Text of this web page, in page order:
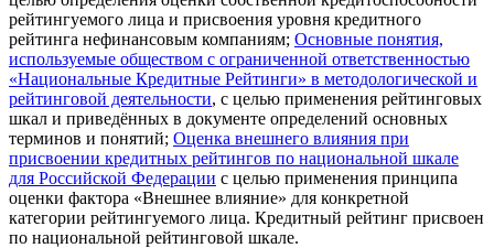
рейтингуемого лица и присвоения уровня кредитного
рейтинга нефинансовым компаниям; Основные понятия,
используемые обществом с ограниченной ответственностью
«Национальные Кредитные Рейтинги» в методологической и
рейтинговой деятельности, с целью применения рейтинговых
шкал и приведённых в документе определений основных
терминов и понятий; Оценка внешнего влияния при
присвоении кредитных рейтингов по национальной шкале
для Российской Федерации с целью применения принципа
оценки фактора «Внешнее влияние» для конкретной
категории рейтингуемого лица. Кредитный рейтинг присвоен
по национальной рейтинговой шкале.